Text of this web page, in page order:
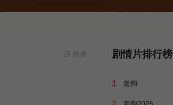
倒序 剧情片排行榜
1 老狗
老狗2025